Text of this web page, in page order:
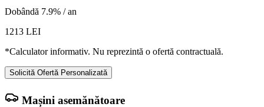
Dobândă 7.9% / an
1213 LEI
*Calculator informativ. Nu reprezintă o ofertă contractuală.
Solicită Ofertă Personalizată
Mașini asemănătoare